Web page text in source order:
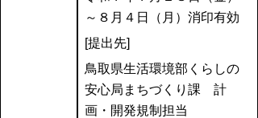
～８月４日（月）消印有効
[提出先]
鳥取県生活環境部くらしの
安心局まちづくり課 計
画・開発規制担当